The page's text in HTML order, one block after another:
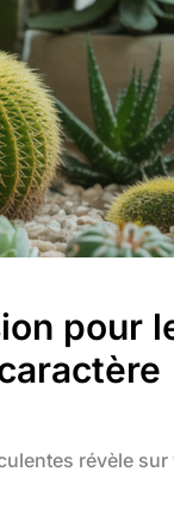
pour
révèle sur